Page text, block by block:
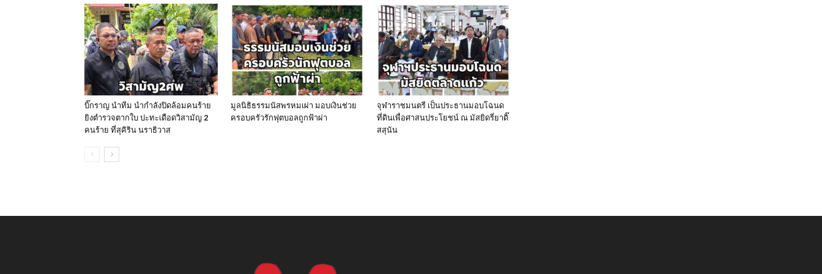
บิ๊กราญ นำทีม นำกำลังปิดล้อมคนร้าย
ยิงตำรวจตากใบ ปะทะเดือดวิสามัญ 2
คนร้าย ที่สุคิริน นราธิวาส
มูลนิธิธรรมนัสพรหมเผ่า มอบเงินช่วย
ครอบครัวรักฟุตบอลถูกฟ้าผ่า
จุฬาราชมนตรี เป็นประธานมอบโฉนด
ที่ดินเพื่อศาสนประโยชน์ ณ มัสยิดรี่ยาดิ๊
สสุนัน